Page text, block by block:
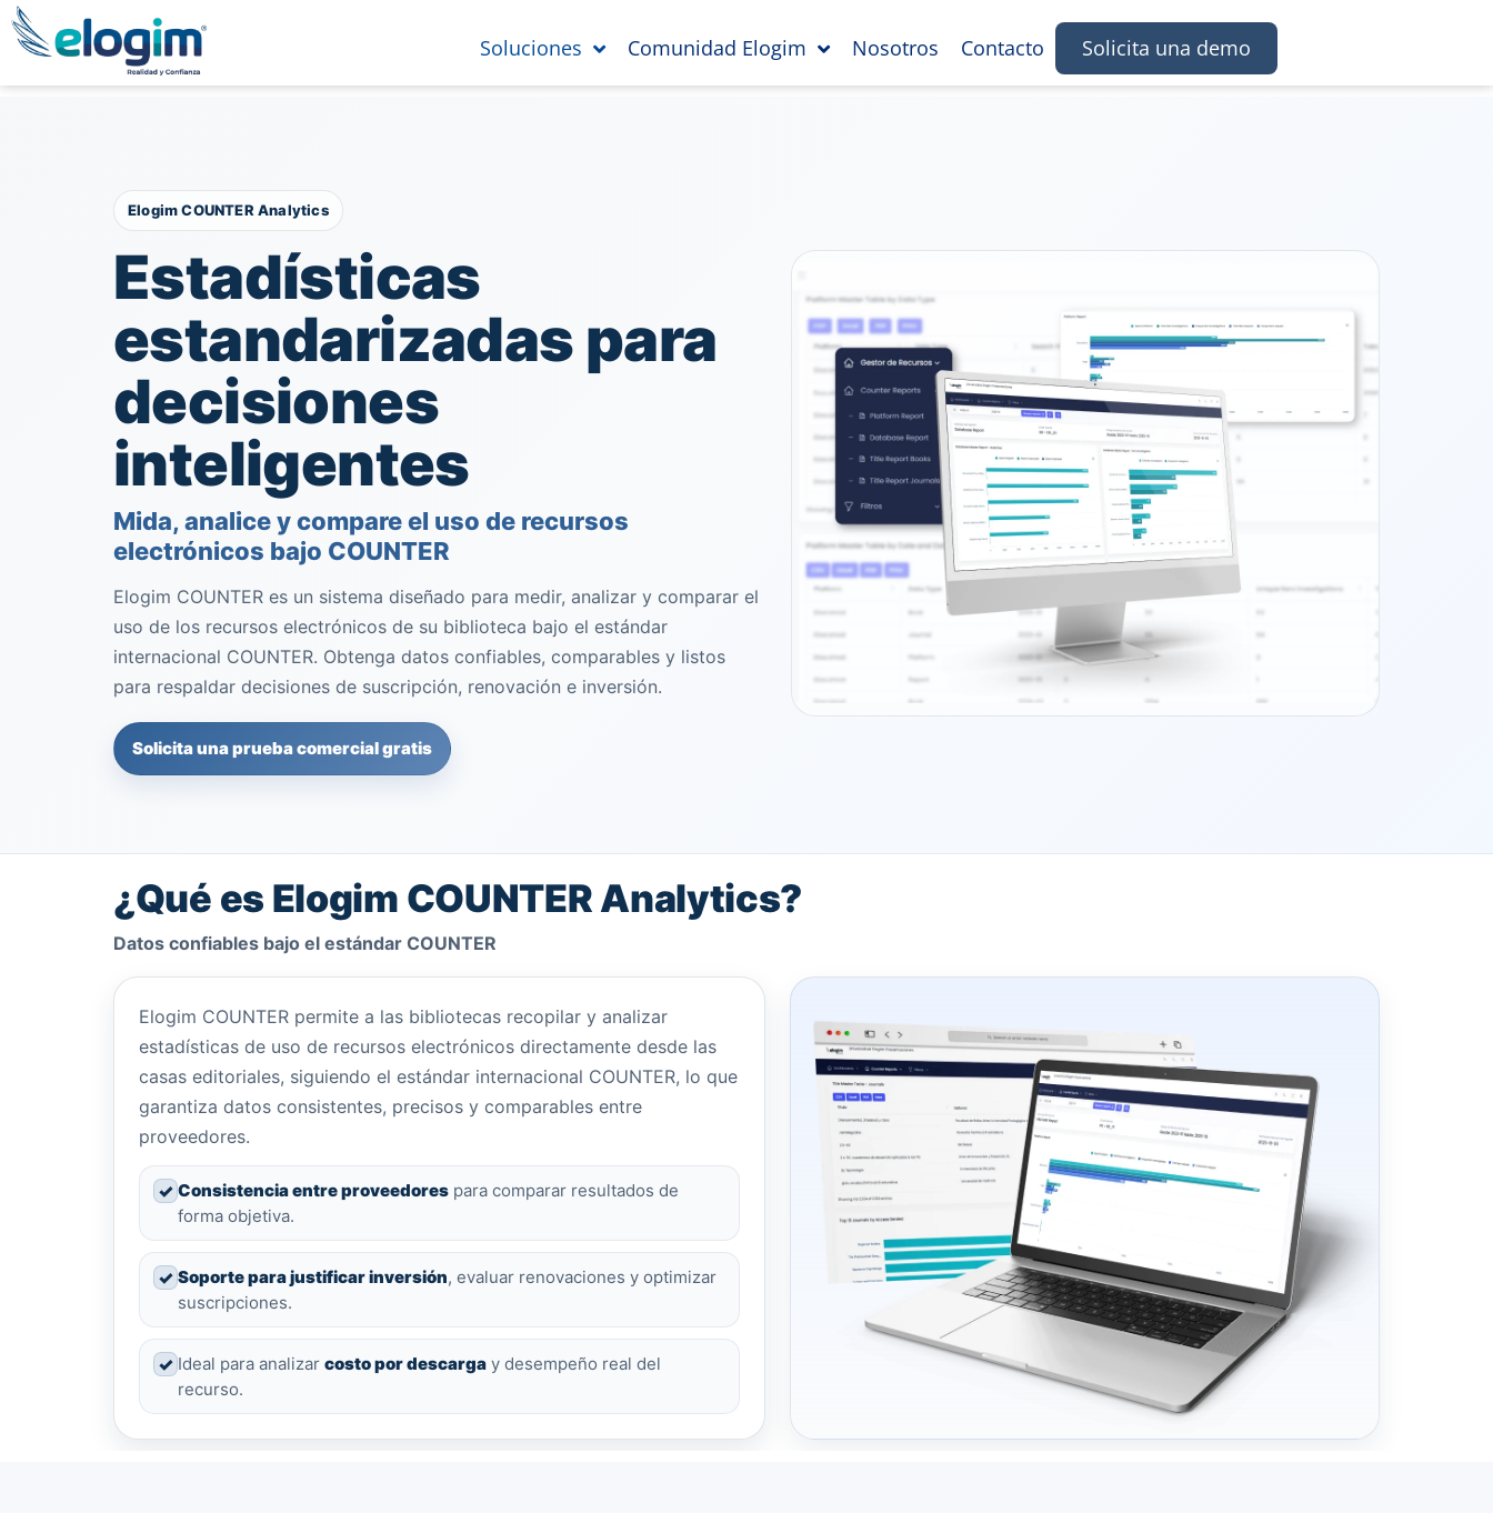
Soluciones Comunidad Elogim Nosotros Contacto Solicita una demo
Elogim COUNTER Analytics
Estadísticas
estandarizadas para
decisiones
inteligentes
Mida, analice y compare el uso de recursos
electrónicos bajo COUNTER
Elogim COUNTER es un sistema diseñado para medir, analizar y comparar el
uso de los recursos electrónicos de su biblioteca bajo el estándar
internacional COUNTER. Obtenga datos confiables, comparables y listos
para respaldar decisiones de suscripción, renovación e inversión.
Solicita una prueba comercial gratis
¿Qué es Elogim COUNTER Analytics?
Datos confiables bajo el estándar COUNTER
Elogim COUNTER permite a las bibliotecas recopilar y analizar
estadísticas de uso de recursos electrónicos directamente desde las
casas editoriales, siguiendo el estándar internacional COUNTER, lo que
garantiza datos consistentes, precisos y comparables entre
proveedores.
✓ Consistencia entre proveedores para comparar resultados de
forma objetiva.
✓ Soporte para justificar inversión, evaluar renovaciones y optimizar
suscripciones.
✓ Ideal para analizar costo por descarga y desempeño real del
recurso.